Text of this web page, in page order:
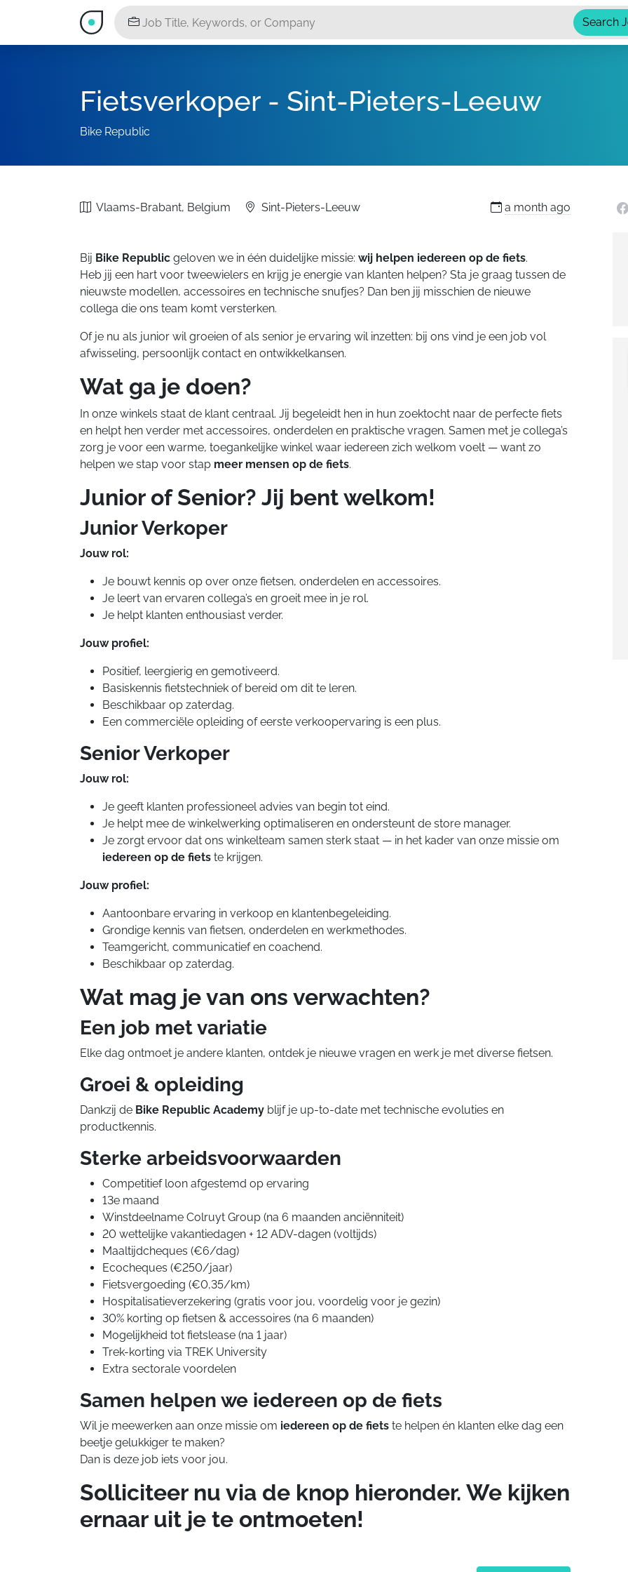
Search
Fietsverkoper - Sint-Pieters-Leeuw
Bike Republic
Vlaams-Brabant, Belgium Sint-Pieters-Leeuw a monthago
Bij Bike Republic geloven we in één duidelijke missie: wij helpen iedereen op de fiets.
Heb jij een hart voor tweewielers en krijg je energie van klanten helpen? Sta je graag tussen de
nieuwste modellen, accessoires en technische snufjes? Dan ben jij misschien de nieuwe
collega die ons team komt versterken.
Of je nu als junior wil groeien of als senior je ervaring wil inzetten: bij ons vind je een job vol
afwisseling, persoonlijk contact en ontwikkelkansen.
Wat ga je doen?
In onze winkels staat de klant centraal. Jij begeleidt hen in hun zoektocht naar de perfecte fiets
en helpt hen verder met accessoires, onderdelen en praktische vragen. Samen met je collega’s
zorg je voor een warme, toegankelijke winkel waar iedereen zich welkom voelt — want zo
helpen we stap voor stap meer mensen op de fiets.
Junior of Senior? Jij bent welkom!
Junior Verkoper
Jouw rol:
Je bouwt kennis op over onze fietsen, onderdelen en accessoires.
Je leert van ervaren collega’s en groeit mee in je rol.
Je helpt klanten enthousiast verder.
Jouw profiel:
Positief, leergierig en gemotiveerd.
Basiskennis fietstechniek of bereid om dit te leren.
Beschikbaar op zaterdag.
Een commerciële opleiding of eerste verkoopervaring is een plus.
Senior Verkoper
Jouw rol:
Je geeft klanten professioneel advies van begin tot eind.
Je helpt mee de winkelwerking optimaliseren en ondersteunt de store manager.
Je zorgt ervoor dat ons winkelteam samen sterk staat — in het kader van onze missie om
iedereen op de fiets te krijgen.
Jouw profiel:
Aantoonbare ervaring in verkoop en klantenbegeleiding.
Grondige kennis van fietsen, onderdelen en werkmethodes.
Teamgericht, communicatief en coachend.
Beschikbaar op zaterdag.
Wat mag je van ons verwachten?
Een job met variatie
Elke dag ontmoet je andere klanten, ontdek je nieuwe vragen en werk je met diverse fietsen.
Groei & opleiding
Dankzij de Bike Republic Academy blijf je up-to-date met technische evoluties en
productkennis.
Sterke arbeidsvoorwaarden
Competitief loon afgestemd op ervaring
13e maand
Winstdeelname Colruyt Group (na 6 maanden anciënniteit)
20 wettelijke vakantiedagen + 12 ADV-dagen (voltijds)
Maaltijdcheques (€6/dag)
Ecocheques (€250/jaar)
Fietsvergoeding (€0,35/km)
Hospitalisatieverzekering (gratis voor jou, voordelig voor je gezin)
30% korting op fietsen & accessoires (na 6 maanden)
Mogelijkheid tot fietslease (na 1 jaar)
Trek-korting via TREK University
Extra sectorale voordelen
Samen helpen we iedereen op de fiets
Wil je meewerken aan onze missie om iedereen op de fiets te helpen én klanten elke dag een
beetje gelukkiger te maken?
Dan is deze job iets voor jou.
Solliciteer nu via de knop hieronder. We kijken
ernaar uit je te ontmoeten!